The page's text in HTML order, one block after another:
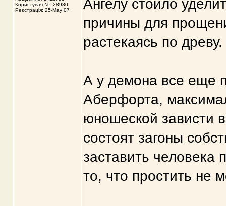
Користувач №: 28980
Реєстрація: 25-May 07
Ангелу стоило
причины для
растекаясь по древу.
А у демона все еще
Аберфорта,
юношеской зависти
состоят загоны
заставить человека
то, что простить не